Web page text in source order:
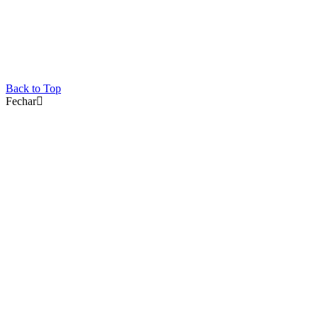
Back to Top
Fechar